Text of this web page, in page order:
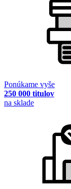
Ponúkame vyše
250 000 titulov
na sklade